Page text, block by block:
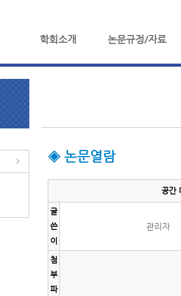
학회소개 논문규정/자료
◈ 논문열람
공간
글
쓴
이
관리자
첨
부
파